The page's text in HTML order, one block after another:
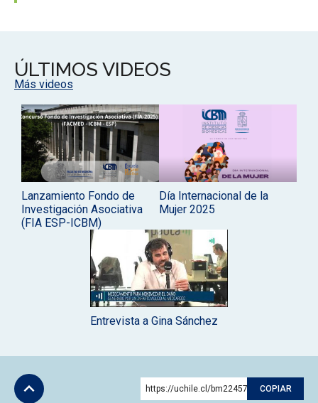
ÚLTIMOS VIDEOS
Más videos
Lanzamiento Fondo de
Investigación Asociativa
(FIA ESP-ICBM)
Día Internacional de la
Mujer 2025
Entrevista a Gina Sánchez
https://uchile.cl/bm224576 COPIAR